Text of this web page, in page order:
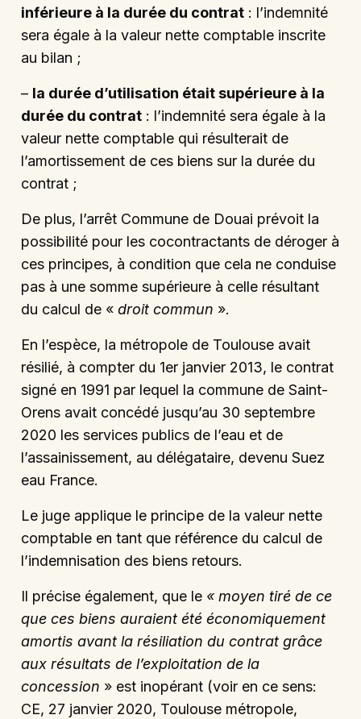
inférieure à la durée du contrat : l’indemnité
sera égale à la valeur nette comptable inscrite
au bilan ;
– la durée d’utilisation était supérieure à la
durée du contrat : l’indemnité sera égale à la
valeur nette comptable qui résulterait de
l’amortissement de ces biens sur la durée du
contrat ;
De plus, l’arrêt Commune de Douai prévoit la
possibilité pour les cocontractants de déroger à
ces principes, à condition que cela ne conduise
pas à une somme supérieure à celle résultant
du calcul de «droit commun ».
En l’espèce, la métropole de Toulouse avait
résilié, à compter du 1er janvier 2013, le contrat
signé en 1991 par lequel la commune de Saint-
Orens avait concédé jusqu’au 30 septembre
2020 les services publics de l’eau et de
l’assainissement, au délégataire, devenu Suez
eau France.
Le juge applique le principe de la valeur nette
comptable en tant que référence du calcul de
l’indemnisation des biens retours.
Il précise également, que le « moyen tiré de ce
que ces biens auraient été économiquement
amortis avant la résiliation du contrat grâce
aux résultats de l’exploitation de la
concession » est inopérant (voir en ce sens:
CE, 27 janvier 2020, Toulouse métropole,